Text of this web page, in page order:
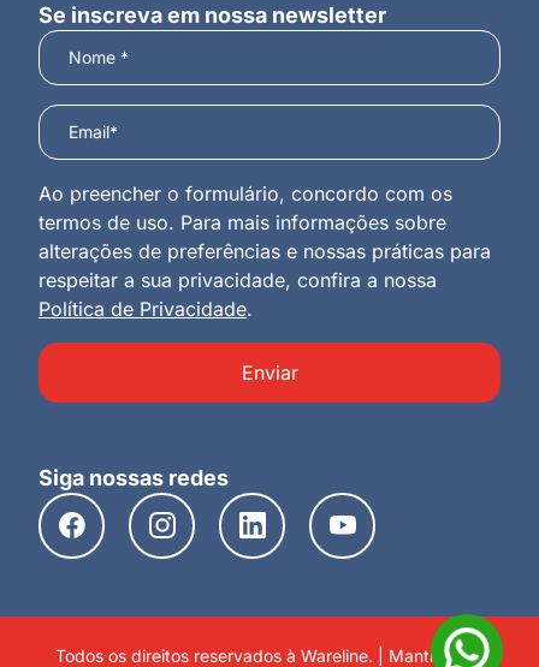
Se inscreva em nossa newsletter
Ao preencher o formulário, concordo com os
termos de uso. Para mais informações sobre
alterações de preferências e nossas práticas para
respeitar a sua privacidade, confira a nossa
Política de Privacidade.
Enviar
Siga nossas redes
Todos os direitos reservados à Wareline. | Mantido por